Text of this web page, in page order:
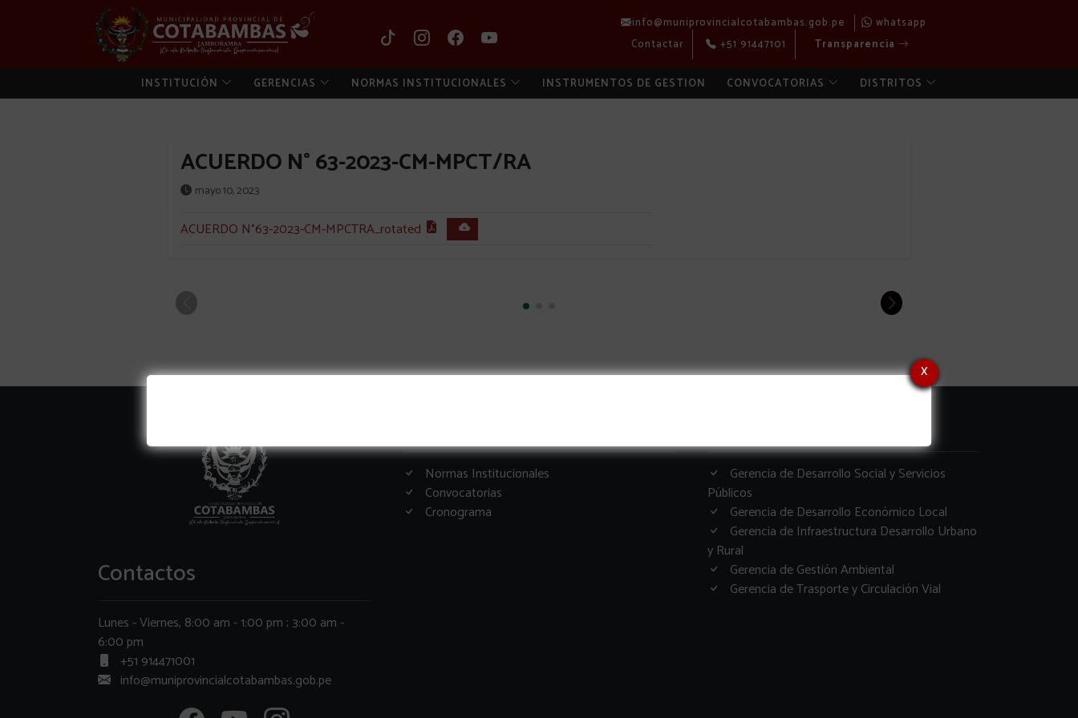
info@muniprovincialcotabambas.gob.pe
whatsapp
Contactar
+51 91447101 Transparencia
INSTITUCIÓN GERENCIAS NORMAS INSTITUCIONALES INSTRUMENTOS DE GESTION CONVOCATORIAS DISTRITOS
ACUERDO N° 63-2023-CM-MPCT/RA
mayo 10, 2023
ACUERDO N°63-2023-CM-MPCTRA_rotated
x
Contactos
Lunes - Viernes, 8:00 am - 1:00 pm ; 3:00 am -
6:00 pm
+51 914471001
info@muniprovincialcotabambas.gob.pe
Normas Institucionales
Convocatorias
Cronograma
Gerencia de Desarrollo Social y Servicios
Públicos
Gerencia de Desarrollo Económico Local
Gerencia de Infraestructura Desarrollo Urbano
y Rural
Gerencia de Gestión Ambiental
Gerencia de Trasporte y Circulación Vial